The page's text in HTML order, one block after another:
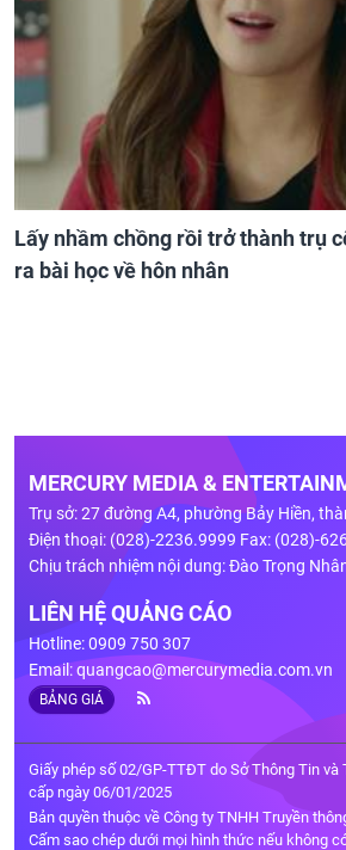
Lấy nhầm chồng rồi trở thành trụ
ra bài học về hôn nhân
MERCURY MEDIA &
Trụ sở: 27 đường A4, phường Bảy Hiền,
Điện thoại: (028)-2236.9999 Fax: (028)-
Chịu trách nhiệm nội dung: Đào Trọng
LIÊN HỆ QUẢNG CÁO
Hotline: 0909 750 307
Email:quangcao@mercurymedia.com.vn
BẢNG GIÁ
Giấy phép số 02/GP-TTĐT do Sở Thông Tin và
cấp ngày 06/01/2025
Bản quyền thuộc về Công ty TNHH Truyền
Cấm sao chép dưới mọi hình thức nếu không